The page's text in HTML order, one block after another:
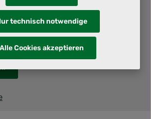
gesucht? Dann schraub' mit uns an
technisch notwendige
Alle Cookies akzeptieren